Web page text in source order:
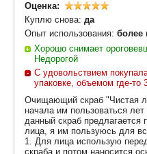
Оценка:
Куплю снова: да
Опыт использования: более
Хорошо снимает
Недорогой
С удовольствием
упаковке, объемом где-то
Очищающий скраб "Чистая
начала им пользоваться
данный скраб предлагается
лица, я им пользуюсь для
1. Для лица использую
скраба и потом наносится